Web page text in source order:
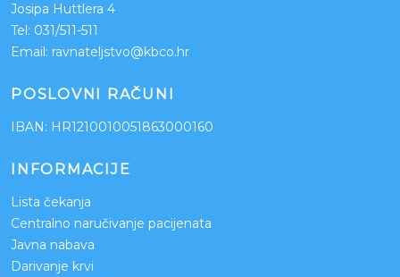
Josipa Huttlera 4
Tel: 031/511-511
Email: ravnateljstvo@kbco.hr
POSLOVNI RAČUNI
IBAN: HR1210010051863000160
INFORMACIJE
Lista čekanja
Centralno naručivanje pacijenata
Javna nabava
Darivanje krvi